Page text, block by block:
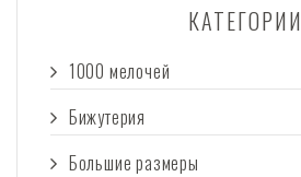
КАТЕГОРИИ
1000 мелочей
Бижутерия
Большие размеры